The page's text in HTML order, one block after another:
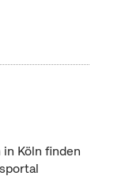
Köln finden